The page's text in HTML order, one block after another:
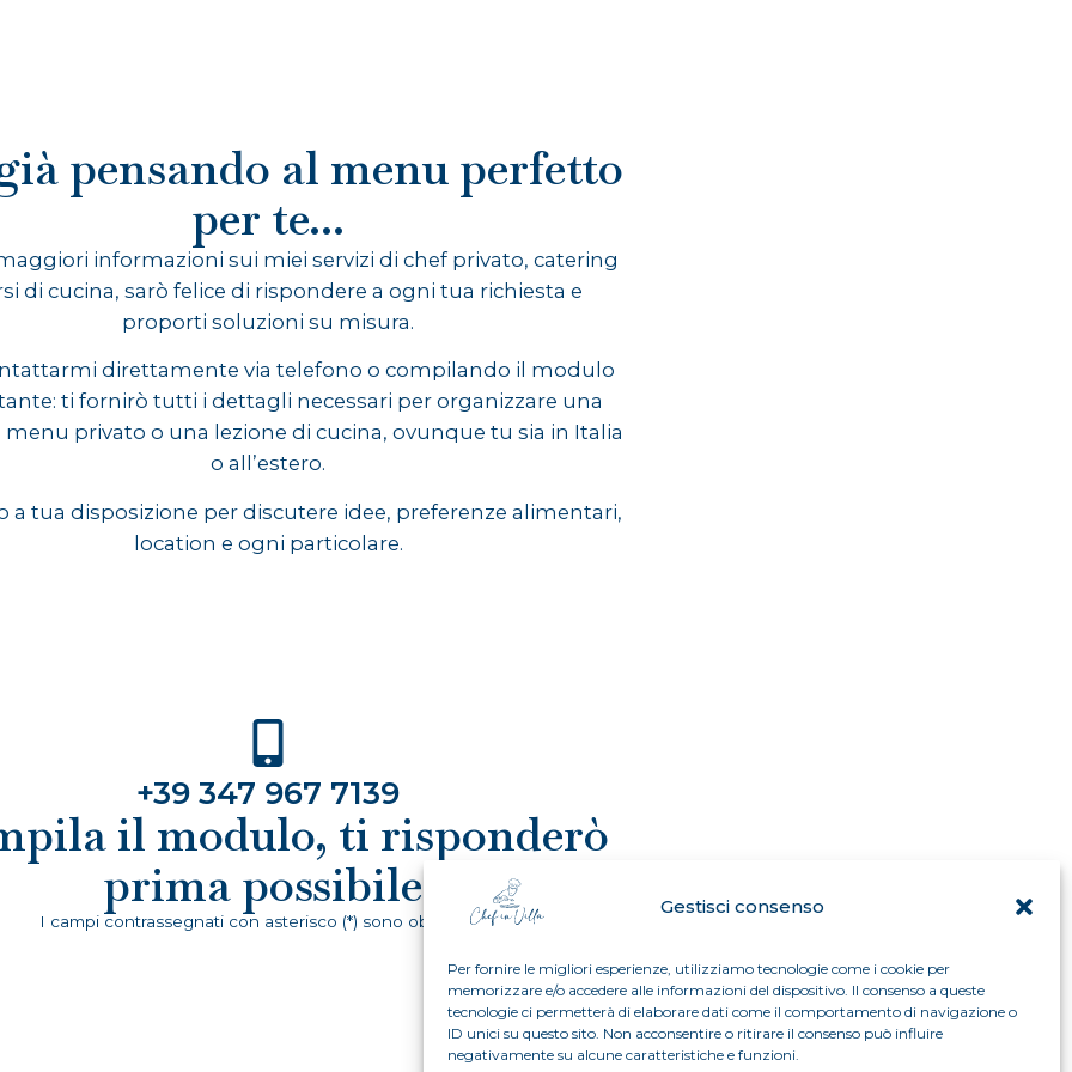
Gestisci consenso
Per fornire le migliori esperienze, utilizziamo tecnologie come i cookie per
memorizzare e/o accedere alle informazioni del dispositivo. Il consenso a queste
tecnologie ci permetterà di elaborare dati come il comportamento di navigazione o
ID unici su questo sito. Non acconsentire o ritirare il consenso può influire
negativamente su alcune caratteristiche e funzioni.
pensando al menu perfetto
per te...
informazioni sui miei servizi di chef privato, catering
di cucina, sarò felice di rispondere a ogni tua richiesta e
proporti soluzioni su misura.
direttamente via telefono o compilando il modulo
ti fornirò tutti i dettagli necessari per organizzare una
menu privato o una lezione di cucina, ovunque tu sia in Italia
o all’estero.
a tua disposizione per discutere idee, preferenze alimentari,
location e ogni particolare.
+39 347 967 7139
il modulo, ti risponderò
prima possibile.
I campi contrassegnati con asterisco (*) sono obbligatori.